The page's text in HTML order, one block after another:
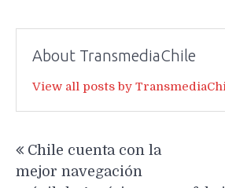
About TransmediaChile
View all posts by
de
Chile cuenta con la
mejor navegación